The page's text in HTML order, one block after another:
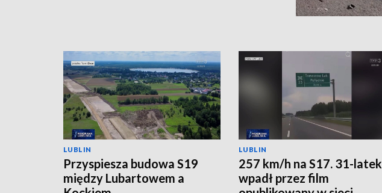
LUBLIN
Przyspiesza budowa S19
między Lubartowem a
LUBLIN
257 km/h na S17. 31-latek
wpadł przez film